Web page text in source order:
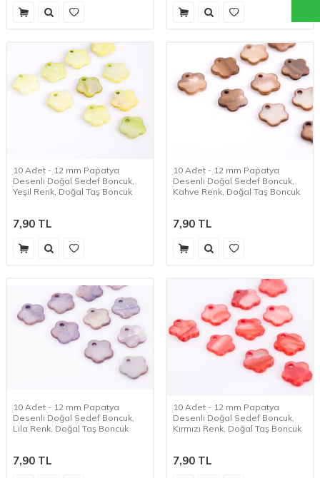
10 Adet - 12 mm Papatya
Desenli Doğal Sedef Boncuk,
Yeşil Renk, Doğal Taş Boncuk
7,90 TL
10 Adet - 12 mm Papatya
Desenli Doğal Sedef Boncuk,
Kahve Renk, Doğal Taş Boncuk
7,90 TL
10 Adet - 12 mm Papatya
Desenli Doğal Sedef Boncuk,
Lila Renk, Doğal Taş Boncuk
7,90 TL
10 Adet - 12 mm Papatya
Desenli Doğal Sedef Boncuk,
Kırmızı Renk, Doğal Taş Boncuk
7,90 TL